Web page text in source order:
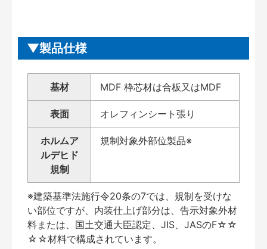
製品仕様
基材 MDF 枠芯材は合板又はMDF
表面 オレフィンシート張り
ホルムア
ルデヒド
規制
規制対象外部位製品※
※建築基準法施行令20条の7では、規制を受けな
い部位ですが、内装仕上げ部分は、告示対象外材
料または、国土交通大臣認定、JIS、JASのF☆☆
☆☆材料で構成されています。